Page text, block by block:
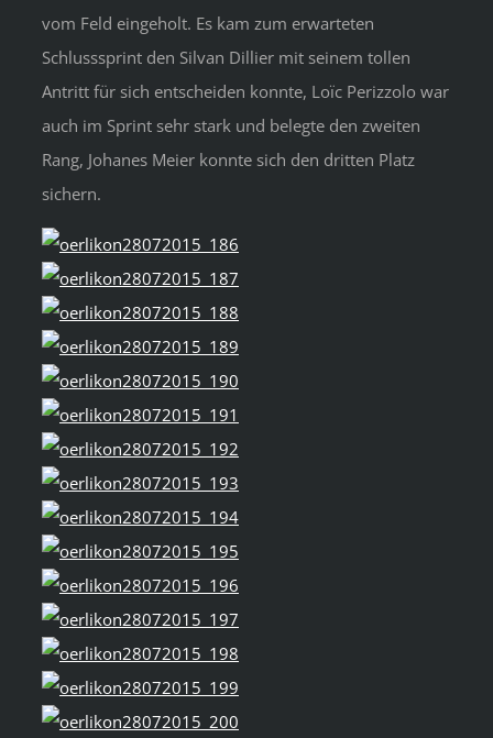
vom Feld eingeholt. Es kam zum erwarteten
Schlusssprint den Silvan Dillier mit seinem tollen
Antritt für sich entscheiden konnte, Loïc Perizzolo war
auch im Sprint sehr stark und belegte den zweiten
Rang, Johanes Meier konnte sich den dritten Platz
sichern.